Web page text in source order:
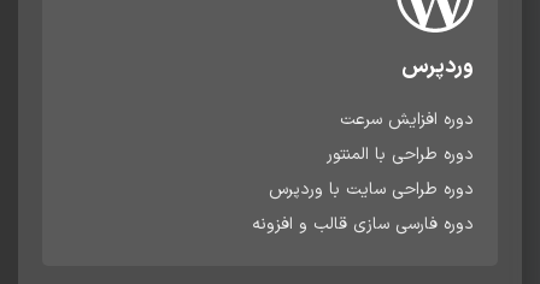
وردپرس
دوره افزایش سرعت
دوره طراحی با المنتور
دوره طراحی سایت با وردپرس
دوره فارسی سازی قالب و افزونه